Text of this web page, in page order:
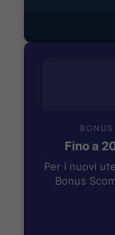
Fino a
Per i nuovi
Bonus